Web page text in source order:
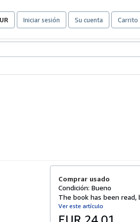
Iniciar sesión Su cuenta Carrito
Comprar usado
Condición: Bueno
The book has been read,
Ver este artículo